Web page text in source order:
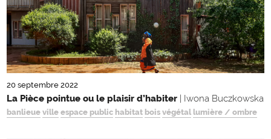
20 septembre 2022
La Pièce pointue ou le plaisir d’habiter | Iwona Buczkowska
banlieue ville espace public habitat bois végétal lumière / ombre